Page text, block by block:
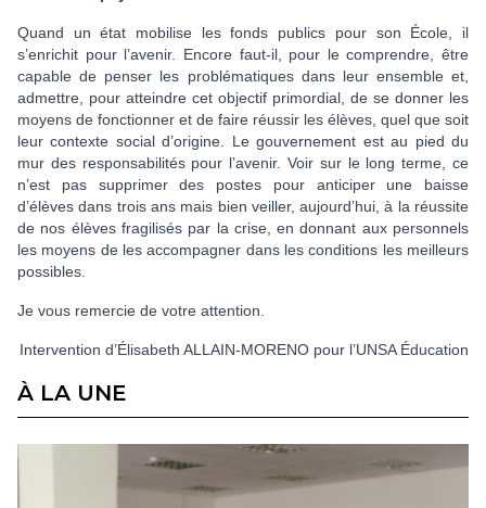
Quand un état mobilise les fonds publics pour son École, il
s’enrichit pour l’avenir. Encore faut-il, pour le comprendre, être
capable de penser les problématiques dans leur ensemble et,
admettre, pour atteindre cet objectif primordial, de se donner les
moyens de fonctionner et de faire réussir les élèves, quel que soit
leur contexte social d’origine. Le gouvernement est au pied du
mur des responsabilités pour l’avenir. Voir sur le long terme, ce
n’est pas supprimer des postes pour anticiper une baisse
d’élèves dans trois ans mais bien veiller, aujourd’hui, à la réussite
de nos élèves fragilisés par la crise, en donnant aux personnels
les moyens de les accompagner dans les conditions les meilleurs
possibles.
Je vous remercie de votre attention.
Intervention d’Élisabeth ALLAIN-MORENO pour l’UNSA Éducation
À LA UNE